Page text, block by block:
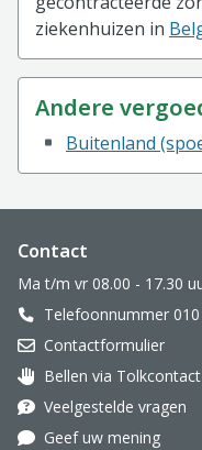
ziekenhuizen in
Andere
Buitenland
Website
Contact
Ma t/m vr 08.00 - 17.30
Telefoonnummer
Contactformulier
Oor met hoortoestel
Bellen via Tolkcontact
Veelgestelde vragen
Geef uw mening